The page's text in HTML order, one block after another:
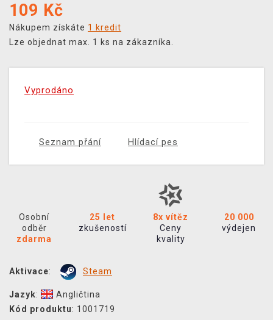
109 Kč
Nákupem získáte 1 kredit
Lze objednat max. 1 ks na zákazníka.
Vyprodáno
Seznam přání Hlídací pes
Osobní
odběr
zdarma
25 let
zkušeností
8x vítěz
Ceny
kvality
20 000
výdejen
Aktivace: Steam
Jazyk:
Angličtina
Kód produktu: 1001719